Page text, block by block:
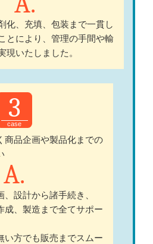
化、充填、包装まで一貫し
とにより、管理の手間や輸
現いたしました。
3
商品企画や製品化までの
設計から諸手続き、
成、製造まで全てサポー
い方でも販売までスムー